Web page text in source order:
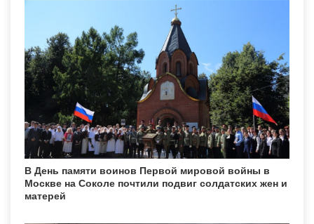
В День памяти воинов Первой мировой войны в
Москве на Соколе почтили подвиг солдатских жен и
матерей